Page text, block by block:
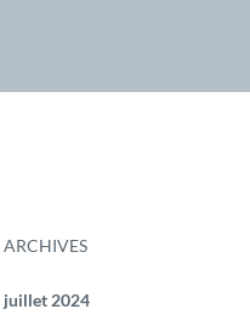
ARCHIVES
juillet 2024